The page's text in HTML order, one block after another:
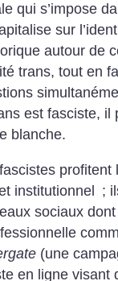
qui s’impose
sur
autour de
trans, tout en
est fasciste, il
blanche.
profitent
institutionnel ;
sociaux
(une
en ligne visant